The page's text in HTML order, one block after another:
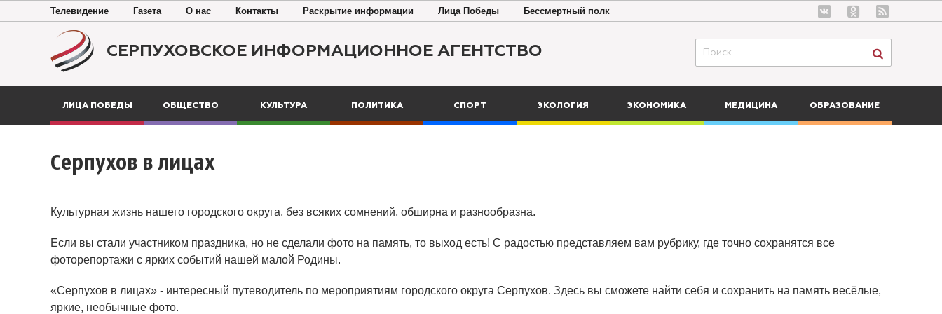
Телевидение Газета О нас Контакты Раскрытие информации Лица Победы Бессмертный полк
СЕРПУХОВСКОЕ ИНФОРМАЦИОННОЕ АГЕНТСТВО
ЛИЦА ПОБЕДЫ ОБЩЕСТВО КУЛЬТУРА ПОЛИТИКА СПОРТ ЭКОЛОГИЯ ЭКОНОМИКА МЕДИЦИНА ОБРАЗОВАНИЕ
Серпухов в лицах
Культурная жизнь нашего городского округа, без всяких сомнений, обширна и разнообразна.
Если вы стали участником праздника, но не сделали фото на память, то выход есть! С радостью представляем вам рубрику, где точно сохранятся все
фоторепортажи с ярких событий нашей малой Родины.
«Серпухов в лицах» - интересный путеводитель по мероприятиям городского округа Серпухов. Здесь вы сможете найти себя и сохранить на память весёлые,
яркие, необычные фото.